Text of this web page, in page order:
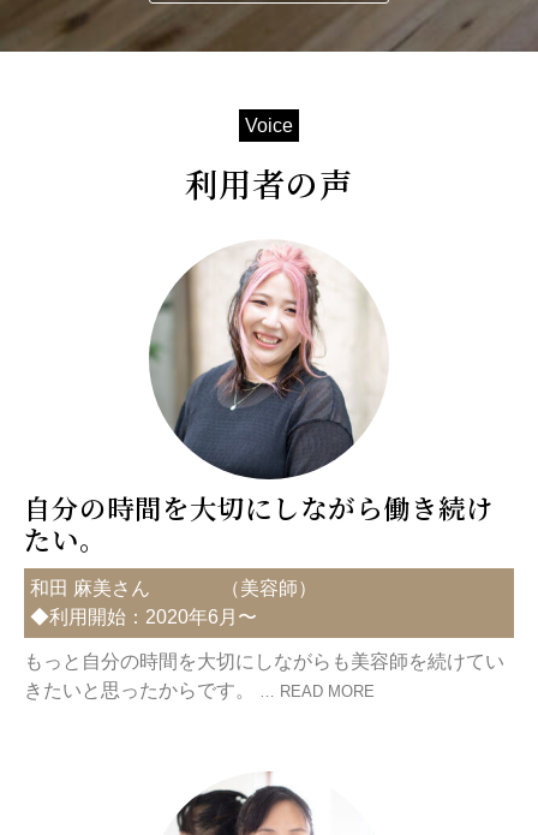
Voice
利用者の声
自分の時間を大切にしながら働き続け
たい。
和田 麻美さん （美容師）
◆利用開始：2020年6月〜
もっと自分の時間を大切にしながらも美容師を続けてい
きたいと思ったからです。
… READ MORE